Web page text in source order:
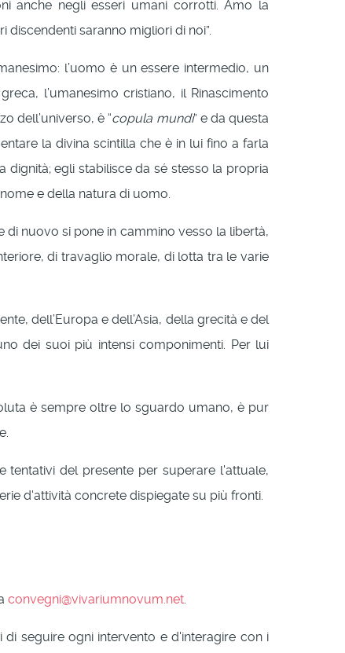
anche negli esseri umani corrotti. Amo la
saranno migliori di noi”.
l’uomo è un essere intermedio, un
l’umanesimo cristiano, il Rinascimento
dell’universo, è “copula mundi” e da questa
la divina scintilla che è in lui fino a farla
dignità; egli stabilisce da sé stesso la propria
e della natura di uomo.
di nuovo si pone in cammino vesso la libertà,
di travaglio morale, di lotta tra le varie
dell’Europa e dell’Asia, della grecità e del
dei suoi più intensi componimenti. Per lui
è sempre oltre lo sguardo umano, è pur
del presente per superare l'attuale,
d'attività concrete dispiegate su più fronti.
convegni@vivariumnovum.net.
seguire ogni intervento e d'interagire con i